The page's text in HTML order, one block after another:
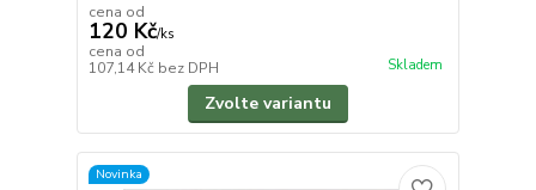
cena od
120 Kč/ks
cena od
107,14 Kč bez DPH Skladem
Zvolte variantu
Novinka